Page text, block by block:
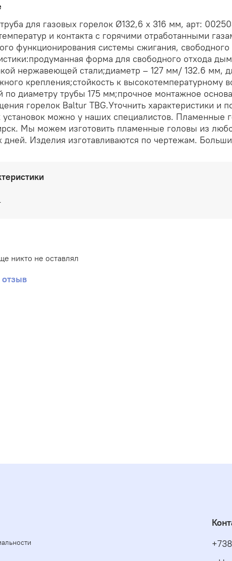
для газовых горелок Ø132,6 x 316 мм, арт:
и контакта с горячими отработанными
функционирования системы сжигания,
форма для свободного отхода
нержавеющей стали;диаметр – 127 мм/ 132.6 мм,
крепления;стойкость к высокотемпературному
по диаметру трубы 175 мм;прочное монтажное
горелок Baltur TBG.Уточнить характеристики и
можно у наших специалистов. Пламенные
Мы можем изготовить пламенные головы из
дней. Изделия изготавливаются по чертежам.
никто не оставлял
отзыв